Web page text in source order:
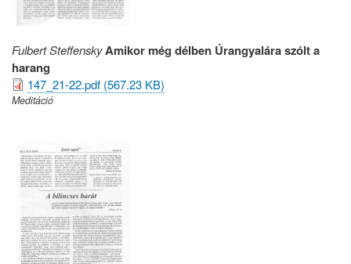
Fulbert SteffenskyAmikor még délben Úrangyalára szólt a
harang
147_21-22.pdf (567.23 KB)
Meditáció